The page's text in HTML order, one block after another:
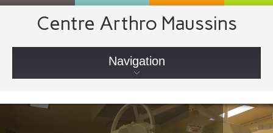
Centre Arthro Maussins
Navigation